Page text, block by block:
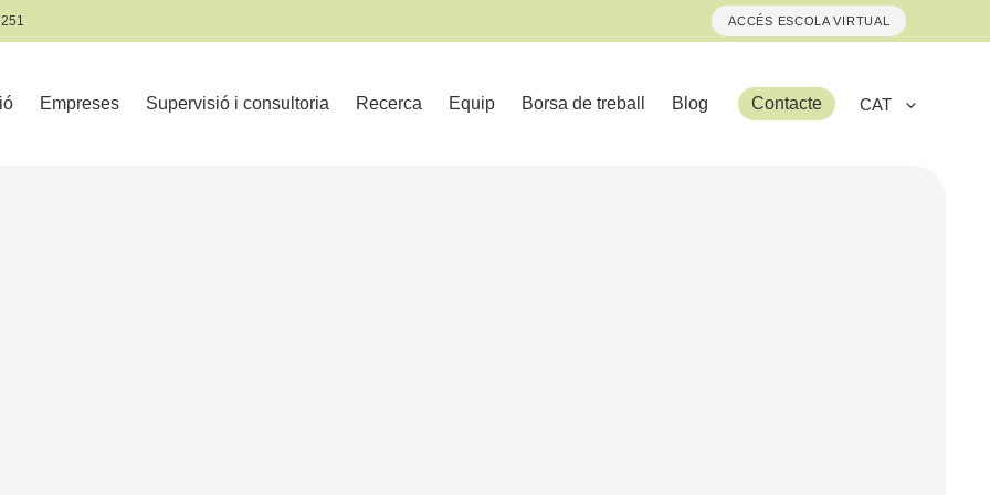
ACCÉS ESCOLA VIRTUAL
Empreses Supervisió i consultoria Recerca Equip Borsa de treball Blog Contacte CAT